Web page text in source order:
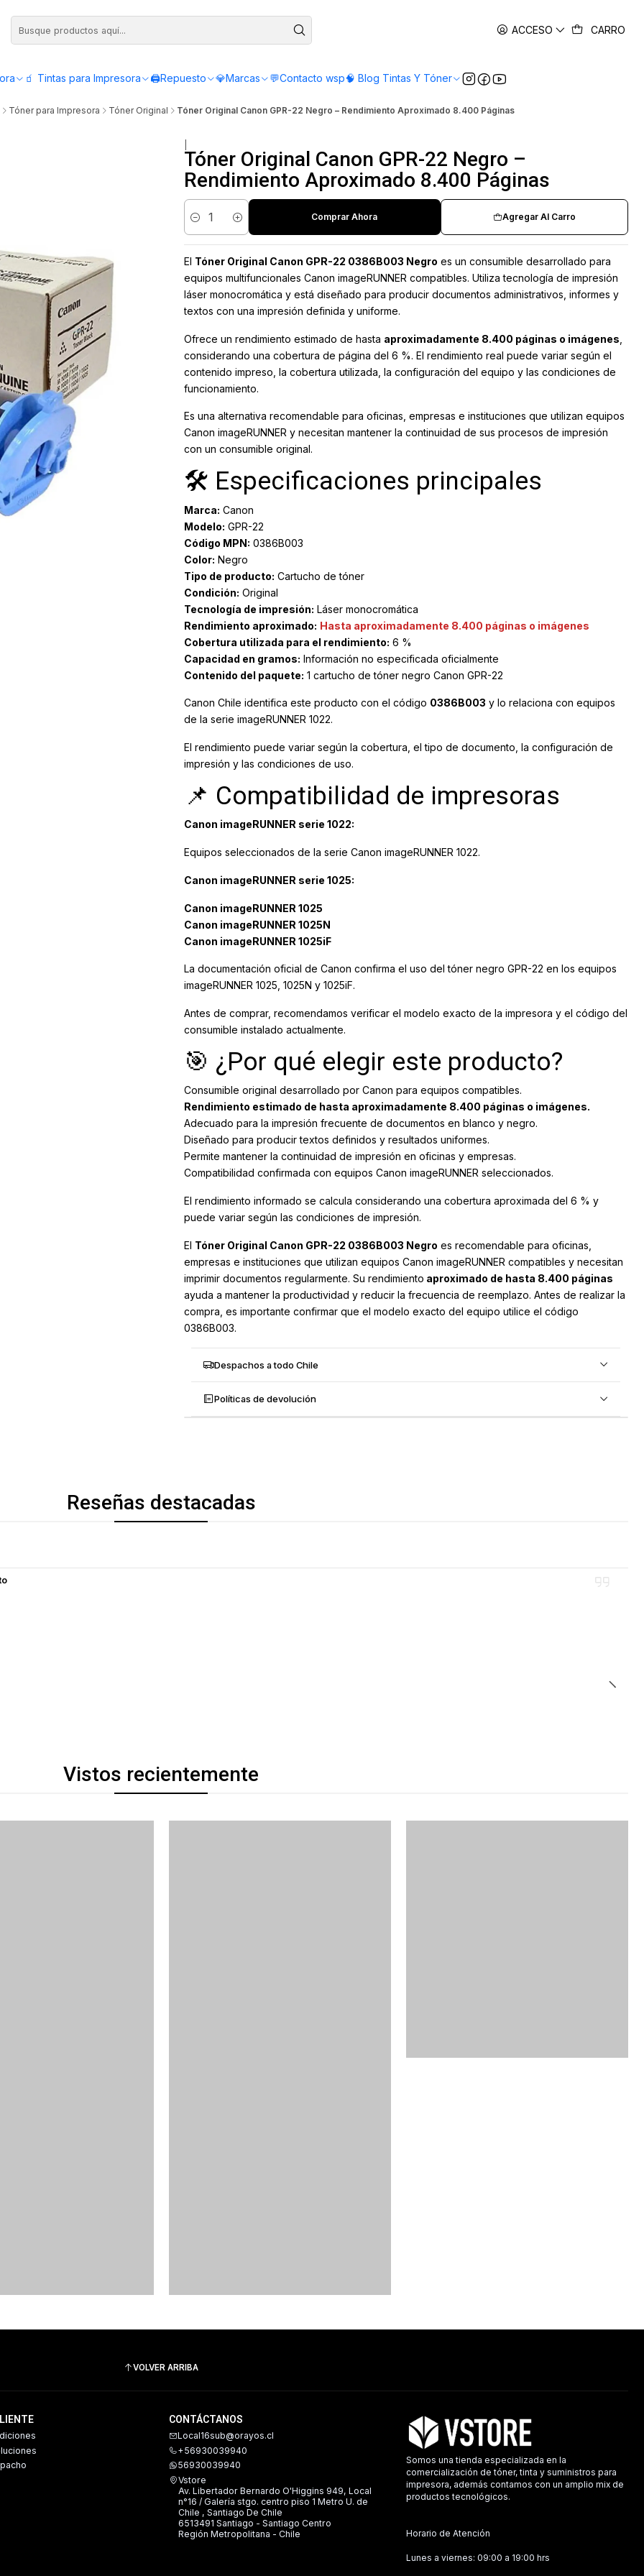
ACCESO CARRO
🧃 Tintas para Impresora 🖨️Repuesto 💎Marcas 💬Contacto wsp🧠 Blog Tintas Y Tóner
Compra antes de las 12:00 y recibe el mismo día - Servicio de Lunes a Viernes
Tóner para Impresora Tóner Original Tóner Original Canon GPR-22 Negro – Rendimiento Aproximado 8.400 Páginas
Tóner Original Canon GPR-22 Negro –
Rendimiento Aproximado 8.400 Páginas
Cantidad
Agregar Al Carro
Comprar Ahora
El Tóner Original Canon GPR-22 0386B003 Negro es un consumible desarrollado para
equipos multifuncionales Canon imageRUNNER compatibles. Utiliza tecnología de impresión
láser monocromática y está diseñado para producir documentos administrativos, informes y
textos con una impresión definida y uniforme.
Ofrece un rendimiento estimado de hasta aproximadamente 8.400 páginas o imágenes
considerando una cobertura de página del 6 %. El rendimiento real puede variar según el
contenido impreso, la cobertura utilizada, la configuración del equipo y las condiciones de
funcionamiento.
Es una alternativa recomendable para oficinas, empresas e instituciones que utilizan equipos
Canon imageRUNNER y necesitan mantener la continuidad de sus procesos de impresión
con un consumible original.
🛠️ Especificaciones principales
Marca: Canon
Modelo: GPR-22
Código MPN: 0386B003
Color: Negro
Tipo de producto: Cartucho de tóner
Condición: Original
Tecnología de impresión: Láser monocromática
Rendimiento aproximado: Hasta aproximadamente 8.400 páginas o imágenes
Cobertura utilizada para el rendimiento: 6 %
Capacidad en gramos: Información no especificada oficialmente
Contenido del paquete: 1 cartucho de tóner negro Canon GPR-22
Canon Chile identifica este producto con el código 0386B003 y lo relaciona con equipos
de la serie imageRUNNER 1022.
El rendimiento puede variar según la cobertura, el tipo de documento, la configuración de
impresión y las condiciones de uso.
📌 Compatibilidad de impresoras
Canon imageRUNNER serie 1022:
Equipos seleccionados de la serie Canon imageRUNNER 1022.
Canon imageRUNNER serie 1025:
Canon imageRUNNER 1025
Canon imageRUNNER 1025N
Canon imageRUNNER 1025iF
La documentación oficial de Canon confirma el uso del tóner negro GPR-22 en los equipos
imageRUNNER 1025, 1025N y 1025iF.
Antes de comprar, recomendamos verificar el modelo exacto de la impresora y el código del
consumible instalado actualmente.
🎯 ¿Por qué elegir este producto?
Consumible original desarrollado por Canon para equipos compatibles.
Rendimiento estimado de hasta aproximadamente 8.400 páginas o imágenes.
Adecuado para la impresión frecuente de documentos en blanco y negro.
Diseñado para producir textos definidos y resultados uniformes.
Permite mantener la continuidad de impresión en oficinas y empresas.
Compatibilidad confirmada con equipos Canon imageRUNNER seleccionados.
El rendimiento informado se calcula considerando una cobertura aproximada del 6 % y
puede variar según las condiciones de impresión.
El Tóner Original Canon GPR-22 0386B003 Negro es recomendable para oficinas,
empresas e instituciones que utilizan equipos Canon imageRUNNER compatibles y necesitan
imprimir documentos regularmente. Su rendimiento aproximado de hasta 8.400 páginas
ayuda a mantener la productividad y reducir la frecuencia de reemplazo. Antes de realizar la
compra, es importante confirmar que el modelo exacto del equipo utilice el código
0386B003.
Despachos a todo Chile
Políticas de devolución
Reseñas destacadas
Vistos recientemente
VOLVER ARRIBA
CONTÁCTANOS
Local16sub@orayos.cl
+56930039940
56930039940
Vstore
Av. Libertador Bernardo O'Higgins 949, Local
n°16 / Galería stgo. centro piso 1 Metro U. de
Chile , Santiago De Chile
6513491 Santiago - Santiago Centro
Región Metropolitana - Chile
Somos una tienda especializada en la
comercialización de tóner, tinta y suministros para
impresora, además contamos con un amplio mix de
productos tecnológicos.
Horario de Atención
Lunes a viernes: 09:00 a 19:00 hrs